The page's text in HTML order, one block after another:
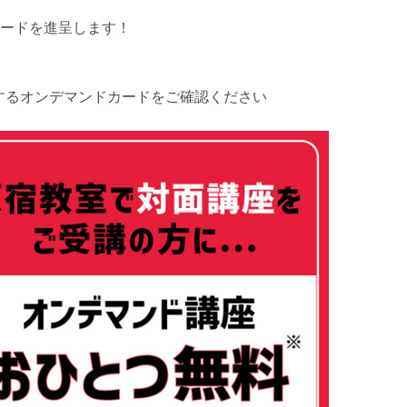
ドを進呈します！
オンデマンドカードをご確認ください